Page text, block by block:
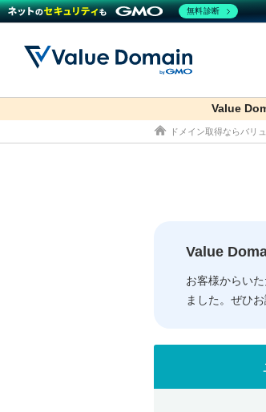
ドメイン
レンタルサーバー
セキュリティ
サービス
Value
ドメイン取得ならバリ
Value
お客様からい
ました。ぜひ
無料診断